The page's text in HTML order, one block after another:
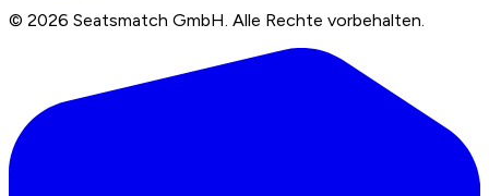
© 2026 Seatsmatch GmbH. Alle Rechte vorbehalten.